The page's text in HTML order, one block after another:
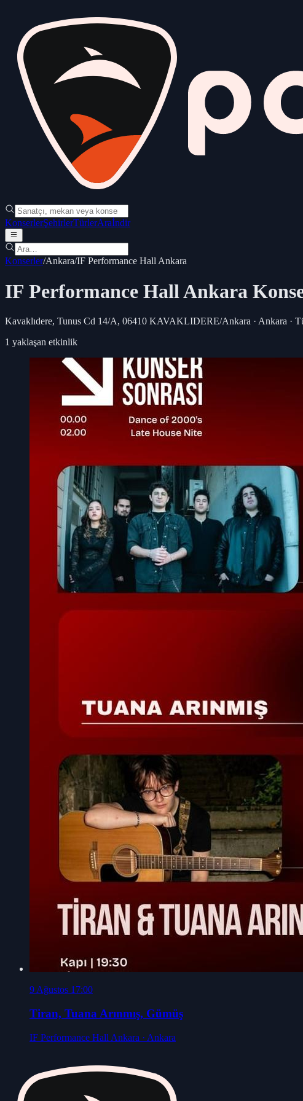
KonserlerŞehirlerTürlerAraİndir
Konserler/Ankara/IF Performance Hall Ankara
IF Performance Hall Ankara
Kavaklıdere, Tunus Cd 14/A, 06410 KAVAKLIDERE/Ankara · Ankara ·
1 yaklaşan etkinlik
9 Ağustos 17:00
Tiran, Tuana Arınmış, Gümüş
IF Performance Hall Ankara · Ankara